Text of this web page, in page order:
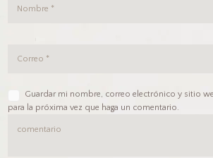
Guardar mi nombre, correo electrónico y sitio
para la próxima vez que haga un comentario.